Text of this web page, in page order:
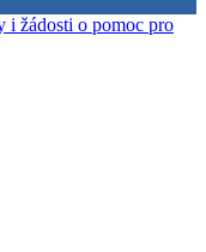
i žádosti o pomoc pro